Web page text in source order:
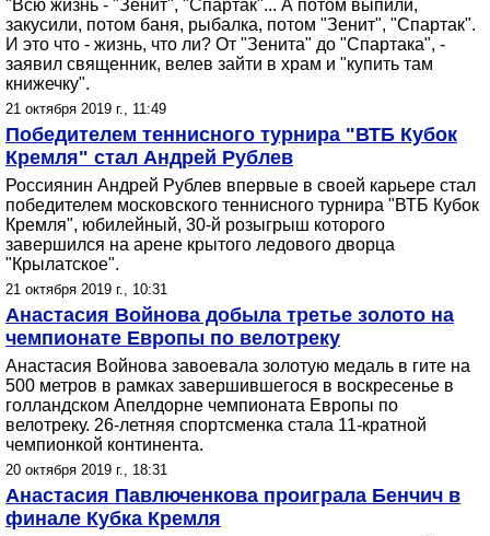
"Всю жизнь - "Зенит", "Спартак"... А потом выпили,
закусили, потом баня, рыбалка, потом "Зенит", "Спартак".
И это что - жизнь, что ли? От "Зенита" до "Спартака", -
заявил священник, велев зайти в храм и "купить там
книжечку".
21 октября 2019 г., 11:49
Победителем теннисного турнира "ВТБ Кубок
Кремля" стал Андрей Рублев
Россиянин Андрей Рублев впервые в своей карьере стал
победителем московского теннисного турнира "ВТБ Кубок
Кремля", юбилейный, 30-й розыгрыш которого
завершился на арене крытого ледового дворца
"Крылатское".
21 октября 2019 г., 10:31
Анастасия Войнова добыла третье золото на
чемпионате Европы по велотреку
Анастасия Войнова завоевала золотую медаль в гите на
500 метров в рамках завершившегося в воскресенье в
голландском Апелдорне чемпионата Европы по
велотреку. 26-летняя спортсменка стала 11-кратной
чемпионкой континента.
20 октября 2019 г., 18:31
Анастасия Павлюченкова проиграла Бенчич в
финале Кубка Кремля